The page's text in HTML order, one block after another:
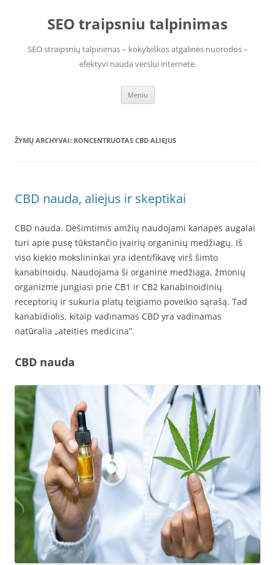
SEO traipsniu talpinimas
SEO straipsnių talpinimas – kokybiškos atgalinės nuorodos –
efektyvi nauda verslui internete.
Meniu
ŽYMŲ ARCHYVAI: KONCENTRUOTAS CBD ALIEJUS
CBD nauda, aliejus ir skeptikai
CBD nauda. Dešimtimis amžių naudojami kanapės augalai
turi apie pusę tūkstančio įvairių organinių medžiagų. Iš
viso kiekio mokslininkai yra identifikavę virš šimto
kanabinoidų. Naudojama ši organinė medžiaga, žmonių
organizme jungiasi prie CB1 ir CB2 kanabinoidinių
receptorių ir sukuria platų teigiamo poveikio sąrašą. Tad
kanabidiolis, kitaip vadinamas CBD yra vadinamas
natūralia „ateities medicina”.
CBD nauda